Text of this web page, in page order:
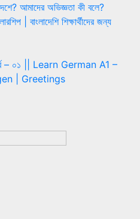
আমাদের অভিজ্ঞতা কী বলে?
| বাংলাদেশি শিক্ষার্থীদের জন্য
– ০১ || Learn German A1 –
| Greetings